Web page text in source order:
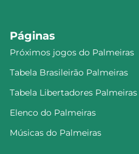
Páginas
Próximos jogos do Palmeiras
Tabela Brasileirão Palmeiras
Tabela Libertadores Palmeiras
Elenco do Palmeiras
Músicas do Palmeiras